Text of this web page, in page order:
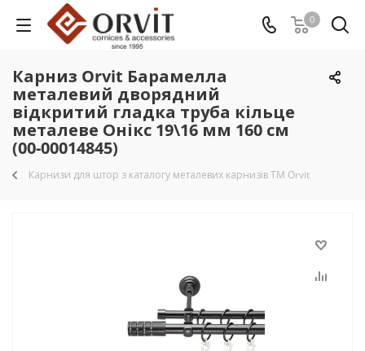
0
Карниз Orvit Барамелла
металевий дворядний
відкритий гладка труба кільце
металеве Онікс 19\16 мм 160 см
(00-00014845)
Карнизи для штор з каталогу металевих карнизів TM Orvit